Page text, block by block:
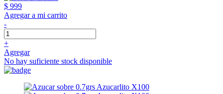
$ 999
Agregar a mi carrito
-
+
Agregar
No hay suficiente stock disponible